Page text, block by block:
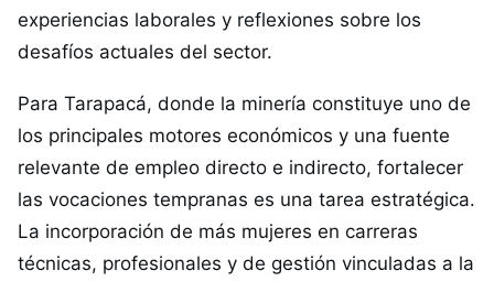
experiencias laborales y reflexiones sobre los
desafíos actuales del sector.
Para Tarapacá, donde la minería constituye uno de
los principales motores económicos y una fuente
relevante de empleo directo e indirecto, fortalecer
las vocaciones tempranas es una tarea estratégica.
La incorporación de más mujeres en carreras
técnicas, profesionales y de gestión vinculadas a la